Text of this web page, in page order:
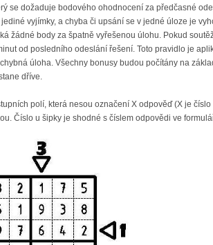
se dožaduje bodového ohodnocení za předčasné
vyjímky, a chyba či upsání se v jedné úloze je
žádné body za špatně vyřešenou úlohu. Pokud
od posledního odeslání řešení. Toto pravidlo je
úloha. Všechny bonusy budou počítány na
dříve.
polí, která nesou označení X odpověď (X je číslo
Číslo u šipky je shodné s číslem odpovědi ve